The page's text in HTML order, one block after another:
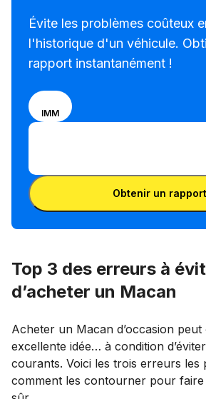
Évite les problèmes coûteux
l'historique d'un véhicule.
rapport instantanément !
Sélectionne ton
mode de saisie
une plaque
d'immatriculation
IMM
Entrer le VIN
Entrer le VIN
Obtenir un rapport
Top 3 des erreurs à
d’acheter un Macan
Acheter un Macan d’occasion peut
excellente idée… à condition
courants. Voici les trois erreurs les
comment les contourner pour